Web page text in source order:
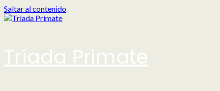
Saltar al contenido
Tríada Primate